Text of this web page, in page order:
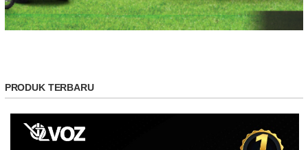
PRODUK TERBARU